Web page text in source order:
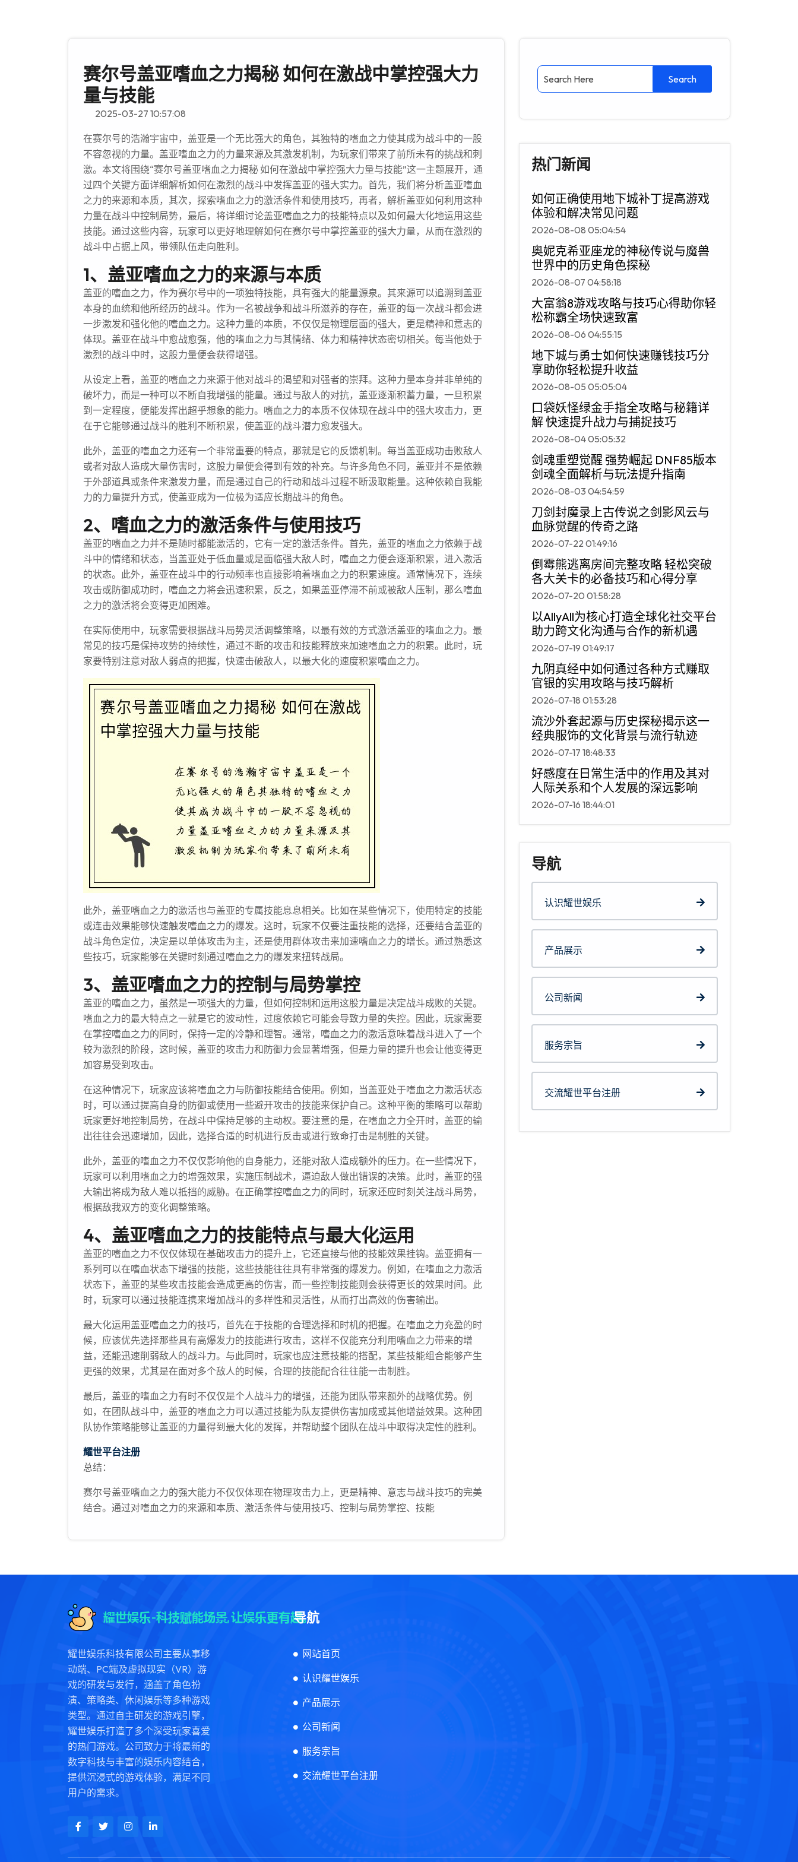
赛尔号盖亚嗜血之力揭秘 如何在激战中掌控强大力
量与技能
2025-03-27 10:57:08
在赛尔号的浩瀚宇宙中，盖亚是一个无比强大的角色，其独特的嗜血之力使其成为战斗中的一股
不容忽视的力量。盖亚嗜血之力的力量来源及其激发机制，为玩家们带来了前所未有的挑战和刺
激。本文将围绕“赛尔号盖亚嗜血之力揭秘 如何在激战中掌控强大力量与技能”这一主题展开，通
过四个关键方面详细解析如何在激烈的战斗中发挥盖亚的强大实力。首先，我们将分析盖亚嗜血
之力的来源和本质，其次，探索嗜血之力的激活条件和使用技巧，再者，解析盖亚如何利用这种
力量在战斗中控制局势，最后，将详细讨论盖亚嗜血之力的技能特点以及如何最大化地运用这些
技能。通过这些内容，玩家可以更好地理解如何在赛尔号中掌控盖亚的强大力量，从而在激烈的
战斗中占据上风，带领队伍走向胜利。
1、盖亚嗜血之力的来源与本质
盖亚的嗜血之力，作为赛尔号中的一项独特技能，具有强大的能量源泉。其来源可以追溯到盖亚
本身的血统和他所经历的战斗。作为一名被战争和战斗所滋养的存在，盖亚的每一次战斗都会进
一步激发和强化他的嗜血之力。这种力量的本质，不仅仅是物理层面的强大，更是精神和意志的
体现。盖亚在战斗中愈战愈强，他的嗜血之力与其情绪、体力和精神状态密切相关。每当他处于
激烈的战斗中时，这股力量便会获得增强。
从设定上看，盖亚的嗜血之力来源于他对战斗的渴望和对强者的崇拜。这种力量本身并非单纯的
破坏力，而是一种可以不断自我增强的能量。通过与敌人的对抗，盖亚逐渐积蓄力量，一旦积累
到一定程度，便能发挥出超乎想象的能力。嗜血之力的本质不仅体现在战斗中的强大攻击力，更
在于它能够通过战斗的胜利不断积累，使盖亚的战斗潜力愈发强大。
此外，盖亚的嗜血之力还有一个非常重要的特点，那就是它的反馈机制。每当盖亚成功击败敌人
或者对敌人造成大量伤害时，这股力量便会得到有效的补充。与许多角色不同，盖亚并不是依赖
于外部道具或条件来激发力量，而是通过自己的行动和战斗过程不断汲取能量。这种依赖自我能
力的力量提升方式，使盖亚成为一位极为适应长期战斗的角色。
2、嗜血之力的激活条件与使用技巧
盖亚的嗜血之力并不是随时都能激活的，它有一定的激活条件。首先，盖亚的嗜血之力依赖于战
斗中的情绪和状态，当盖亚处于低血量或是面临强大敌人时，嗜血之力便会逐渐积累，进入激活
的状态。此外，盖亚在战斗中的行动频率也直接影响着嗜血之力的积累速度。通常情况下，连续
攻击或防御成功时，嗜血之力将会迅速积累，反之，如果盖亚停滞不前或被敌人压制，那么嗜血
之力的激活将会变得更加困难。
在实际使用中，玩家需要根据战斗局势灵活调整策略，以最有效的方式激活盖亚的嗜血之力。最
常见的技巧是保持攻势的持续性，通过不断的攻击和技能释放来加速嗜血之力的积累。此时，玩
家要特别注意对敌人弱点的把握，快速击破敌人，以最大化的速度积累嗜血之力。
此外，盖亚嗜血之力的激活也与盖亚的专属技能息息相关。比如在某些情况下，使用特定的技能
或连击效果能够快速触发嗜血之力的爆发。这时，玩家不仅要注重技能的选择，还要结合盖亚的
战斗角色定位，决定是以单体攻击为主，还是使用群体攻击来加速嗜血之力的增长。通过熟悉这
些技巧，玩家能够在关键时刻通过嗜血之力的爆发来扭转战局。
3、盖亚嗜血之力的控制与局势掌控
盖亚的嗜血之力，虽然是一项强大的力量，但如何控制和运用这股力量是决定战斗成败的关键。
嗜血之力的最大特点之一就是它的波动性，过度依赖它可能会导致力量的失控。因此，玩家需要
在掌控嗜血之力的同时，保持一定的冷静和理智。通常，嗜血之力的激活意味着战斗进入了一个
较为激烈的阶段，这时候，盖亚的攻击力和防御力会显著增强，但是力量的提升也会让他变得更
加容易受到攻击。
在这种情况下，玩家应该将嗜血之力与防御技能结合使用。例如，当盖亚处于嗜血之力激活状态
时，可以通过提高自身的防御或使用一些避开攻击的技能来保护自己。这种平衡的策略可以帮助
玩家更好地控制局势，在战斗中保持足够的主动权。要注意的是，在嗜血之力全开时，盖亚的输
出往往会迅速增加，因此，选择合适的时机进行反击或进行致命打击是制胜的关键。
此外，盖亚的嗜血之力不仅仅影响他的自身能力，还能对敌人造成额外的压力。在一些情况下，
玩家可以利用嗜血之力的增强效果，实施压制战术，逼迫敌人做出错误的决策。此时，盖亚的强
大输出将成为敌人难以抵挡的威胁。在正确掌控嗜血之力的同时，玩家还应时刻关注战斗局势，
根据敌我双方的变化调整策略。
4、盖亚嗜血之力的技能特点与最大化运用
盖亚的嗜血之力不仅仅体现在基础攻击力的提升上，它还直接与他的技能效果挂钩。盖亚拥有一
系列可以在嗜血状态下增强的技能，这些技能往往具有非常强的爆发力。例如，在嗜血之力激活
状态下，盖亚的某些攻击技能会造成更高的伤害，而一些控制技能则会获得更长的效果时间。此
时，玩家可以通过技能连携来增加战斗的多样性和灵活性，从而打出高效的伤害输出。
最大化运用盖亚嗜血之力的技巧，首先在于技能的合理选择和时机的把握。在嗜血之力充盈的时
候，应该优先选择那些具有高爆发力的技能进行攻击，这样不仅能充分利用嗜血之力带来的增
益，还能迅速削弱敌人的战斗力。与此同时，玩家也应注意技能的搭配，某些技能组合能够产生
更强的效果，尤其是在面对多个敌人的时候，合理的技能配合往往能一击制胜。
最后，盖亚的嗜血之力有时不仅仅是个人战斗力的增强，还能为团队带来额外的战略优势。例
如，在团队战斗中，盖亚的嗜血之力可以通过技能为队友提供伤害加成或其他增益效果。这种团
队协作策略能够让盖亚的力量得到最大化的发挥，并帮助整个团队在战斗中取得决定性的胜利。
耀世平台注册
总结：
赛尔号盖亚嗜血之力的强大能力不仅仅体现在物理攻击力上，更是精神、意志与战斗技巧的完美
结合。通过对嗜血之力的来源和本质、激活条件与使用技巧、控制与局势掌控、技能
热门新闻
如何正确使用地下城补丁提高游戏
体验和解决常见问题
2026-08-08 05:04:54
奥妮克希亚座龙的神秘传说与魔兽
世界中的历史角色探秘
2026-08-07 04:58:18
大富翁8游戏攻略与技巧心得助你轻
松称霸全场快速致富
2026-08-06 04:55:15
地下城与勇士如何快速赚钱技巧分
享助你轻松提升收益
2026-08-05 05:05:04
口袋妖怪绿金手指全攻略与秘籍详
解 快速提升战力与捕捉技巧
2026-08-04 05:05:32
剑魂重塑觉醒 强势崛起 DNF85版本
剑魂全面解析与玩法提升指南
2026-08-03 04:54:59
刀剑封魔录上古传说之剑影风云与
血脉觉醒的传奇之路
2026-07-22 01:49:16
倒霉熊逃离房间完整攻略 轻松突破
各大关卡的必备技巧和心得分享
2026-07-20 01:58:28
以AllyAll为核心打造全球化社交平台
助力跨文化沟通与合作的新机遇
2026-07-19 01:49:17
九阴真经中如何通过各种方式赚取
官银的实用攻略与技巧解析
2026-07-18 01:53:28
流沙外套起源与历史探秘揭示这一
经典服饰的文化背景与流行轨迹
2026-07-17 18:48:33
好感度在日常生活中的作用及其对
人际关系和个人发展的深远影响
2026-07-16 18:44:01
导航
认识耀世娱乐
产品展示
公司新闻
服务宗旨
交流耀世平台注册
耀世娱乐科技有限公司主要从事移
动端、PC端及虚拟现实（VR）游
戏的研发与发行，涵盖了角色扮
演、策略类、休闲娱乐等多种游戏
类型。通过自主研发的游戏引擎，
耀世娱乐打造了多个深受玩家喜爱
的热门游戏。公司致力于将最新的
数字科技与丰富的娱乐内容结合，
提供沉浸式的游戏体验，满足不同
用户的需求。
导航
网站首页
认识耀世娱乐
产品展示
公司新闻
服务宗旨
交流耀世平台注册